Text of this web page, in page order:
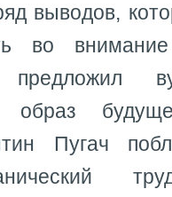
выводов,
во
образ
Пугач